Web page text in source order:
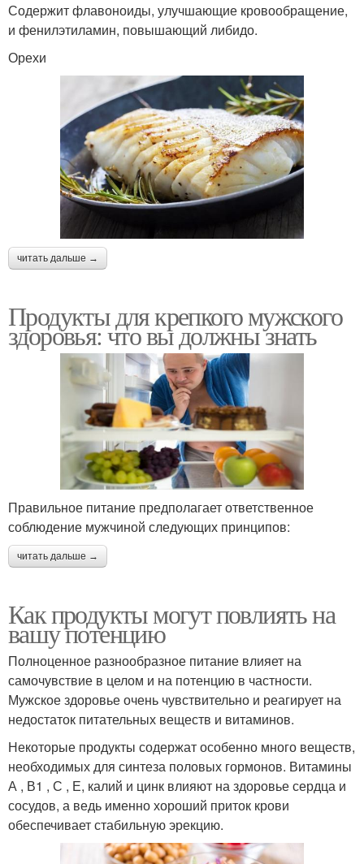
Содержит флавоноиды, улучшающие кровообращение,
и фенилэтиламин, повышающий либидо.
Орехи
читать дальше →
Продукты для крепкого мужского
здоровья: что вы должны знать
Правильное питание предполагает ответственное
соблюдение мужчиной следующих принципов:
читать дальше →
Как продукты могут повлиять на
вашу потенцию
Полноценное разнообразное питание влияет на
самочувствие в целом и на потенцию в частности.
Мужское здоровье очень чувствительно и реагирует на
недостаток питательных веществ и витаминов.
Некоторые продукты содержат особенно много веществ,
необходимых для синтеза половых гормонов. Витамины
А , В1 , С , Е, калий и цинк влияют на здоровье сердца и
сосудов, а ведь именно хороший приток крови
обеспечивает стабильную эрекцию.